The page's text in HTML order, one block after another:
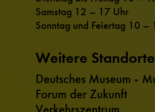
Samstag 12 – 17 Uhr
Sonntag und Feiertag 10 –
Weitere Standorte
Deutsches Museum -
Forum der Zukunft